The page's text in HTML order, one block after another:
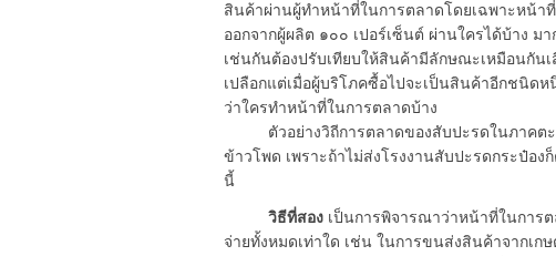
สินค้าผ่านผู้ทำหน้าที่ในการตลาดโดยเฉพาะหน้า
ออกจากผู้ผลิต ๑๐๐ เปอร์เซ็นต์ ผ่านใครได้บ้าง ม
เช่นกันต้องปรับเทียบให้สินค้ามีลักษณะเหมือนกัน
เปลือกแต่เมื่อผู้บริโภคซื้อไปจะเป็นสินค้าอีกชนิด
ว่าใครทำหน้าที่ในการตลาดบ้าง
ตัวอย่างวิถีการตลาดของสับปะรดในภาคตะ
ข้าวโพด เพราะถ้าไม่ส่งโรงงานสับปะรดกระป๋อ
นี้
วิธีที่สอง เป็นการพิจารณาว่าหน้าที่ในการ
จ่ายทั้งหมดเท่าใด เช่น ในการขนส่งสินค้าจากเ